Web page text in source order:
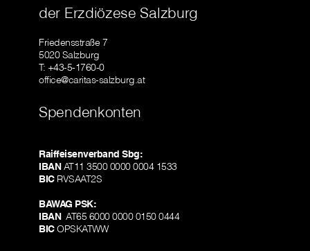
der Erzdiözese Salzburg
Friedensstraße 7
5020 Salzburg
T: +43-5-1760-0
office@caritas-salzburg.at
Spendenkonten
Raiffeisenverband Sbg:
IBANAT11 3500 0000 0004 1533
BICRVSAAT2S
BAWAG PSK:
IBANAT65 6000 0000 0150 0444
BICOPSKATWW